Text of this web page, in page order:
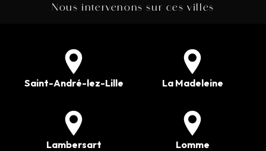
Nous intervenons sur ces villes
Saint-André-lez-Lille La Madeleine
Lambersart Lomme